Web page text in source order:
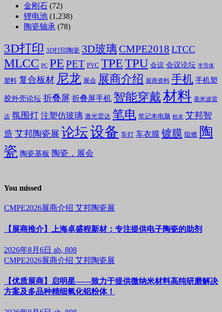
金刚石 (72)
锂电池 (1,238)
陶瓷轴承 (78)
3D打印 3D打印陶瓷 3D玻璃 CMPE2018 LTCC
MLCC PC PE PET PVC TPETPU 会议 会议论坛 半导体
塑料 复合板材 尼龙 展会 展商介绍 展商资料 手机 手机塑
胶外壳论坛 折叠屏 折叠屏手机 智能穿戴材料 毫米波雷
达 氛围灯 注塑仿玻璃 激光雷达 笔电 笔记本电脑 粉末 艾邦智
造 艾邦陶瓷展 论坛设备 车灯 车衣膜 镀膜 阻燃 陶
瓷 陶瓷基板 陶瓷，展会
You missed
CMPE2026展商介绍 艾邦陶瓷展
【展商推介】上海卓盛程新材：专注提供电子陶瓷的助剂
2026年8月6日 ab, 808
CMPE2026展商介绍 艾邦陶瓷展
【优质展商】启明星——致力于提供微纳米材料高纯研磨解决
方案及多品种精细氧化铝粉体！